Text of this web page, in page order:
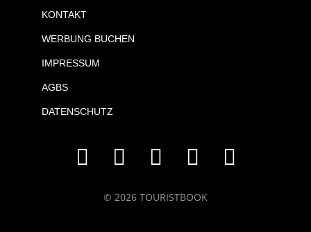
KONTAKT
WERBUNG BUCHEN
IMPRESSUM
AGBS
DATENSCHUTZ
© 2026 TOURISTBOOK